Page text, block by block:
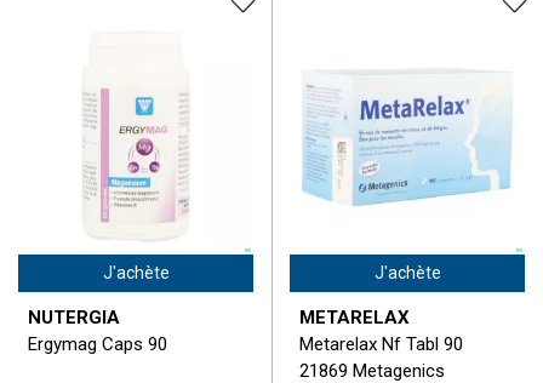
J'achète
NUTERGIA
Ergymag Caps 90
J'achète
METARELAX
Metarelax Nf Tabl 90
21869 Metagenics